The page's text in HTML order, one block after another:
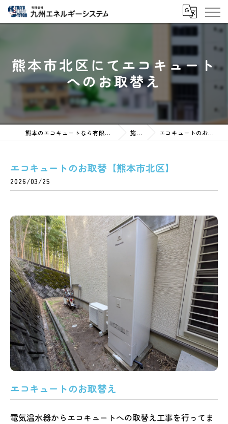
熊本市北区にてエコキュート
へのお取替え
熊本のエコキュートなら有限会社九州エネルギーシステム 施工事例 エコキュートのお取替【熊本市北区】
エコキュートのお取替【熊本市北区】
2026/03/25
エコキュートのお取替え
電気温水器からエコキュートへの取替え工事を行ってま